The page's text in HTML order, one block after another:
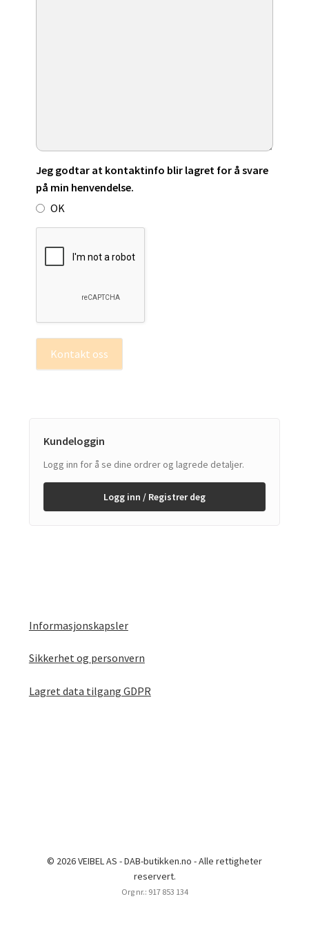
Jeg godtar at kontaktinfo blir lagret for å svare
på min henvendelse.
OK
Kontakt oss
Kundeloggin
Logg inn for å se dine ordrer og lagrede detaljer.
Logg inn / Registrer deg
Informasjonskapsler
Sikkerhet og personvern
Lagret data tilgang GDPR
© 2026 VEIBEL AS - DAB-butikken.no - Alle rettigheter
reservert.
Org nr.: 917 853 134